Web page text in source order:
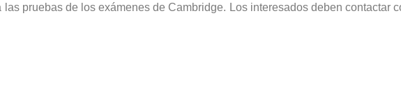
pruebas de los exámenes de Cambridge. Los interesados deben contactar